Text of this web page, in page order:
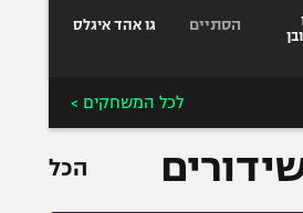
הסתיים גו אהד איגלס
לכל המשחקים >
הכל